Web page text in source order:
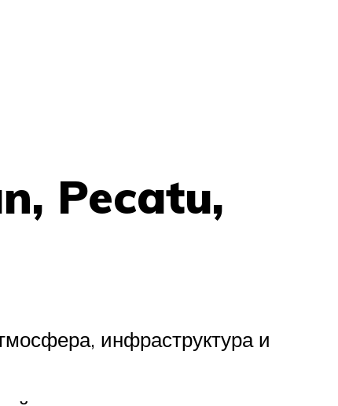
Pecatu,
инфраструктура и